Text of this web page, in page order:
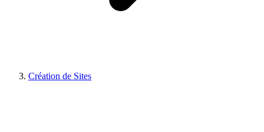
Création de Sites